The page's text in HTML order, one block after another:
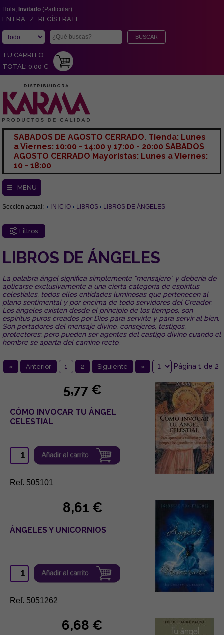
Hola, Invitado (Particular)
ENTRA / REGÍSTRATE
TU CARRITO
TOTAL: 0,00 €
SABADOS DE AGOSTO CERRADO. Tienda: Lunes
a Viernes: 10:00 - 14:00 y 17:00 - 20:00 SABADOS
AGOSTO CERRADO Mayoristas: Lunes a Viernes:
10 - 18:00
☰ MENU
Sección actual: INICIO LIBROS LIBROS DE ÁNGELES
Filtros
LIBROS DE ÁNGELES
La palabra ángel significa simplemente "mensajero" y debería de
aplicarse exclusivamente a una cierta categoría de espíritus
celestiales, todos ellos entidades luminosas que pertenecen al
plano sentimental y por encima de todo servidores del Creador.
Los ángeles existen desde el principio de los tiempos, son
espíritus puros creados por Dios para servirle y para servir al bien.
Son portadores del mensaje divino, consejeros, testigos,
protectores; pero pueden ser agentes del castigo divino cuando el
hombre se aparta del camino recto.
« Anterior 1 2 Siguiente » Página 1 de 2
5,77 €
CÓMO INVOCAR TU ÁNGEL
CELESTIAL
Ref. 505101
8,61 €
ÁNGELES Y UNICORNIOS
Ref. 5051262
6,68 €